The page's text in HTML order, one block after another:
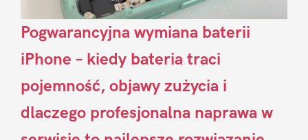
Pogwarancyjna wymiana baterii
iPhone – kiedy bateria traci
pojemność, objawy zużycia i
dlaczego profesjonalna naprawa w